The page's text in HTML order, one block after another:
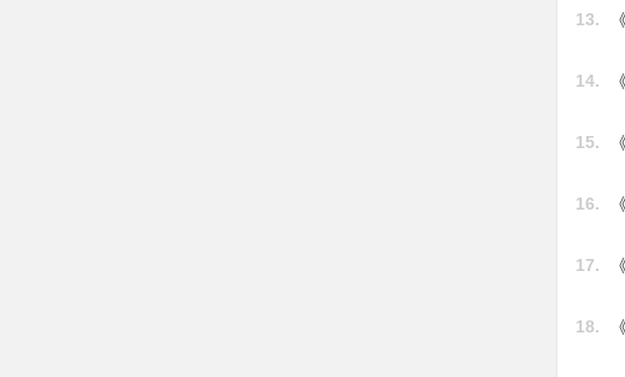
13.
14.
15.
16.
17.
18.